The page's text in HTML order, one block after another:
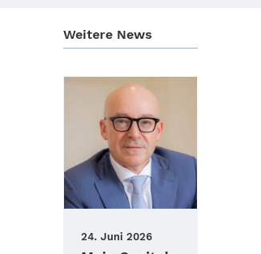
Weitere News
24. Juni 2026